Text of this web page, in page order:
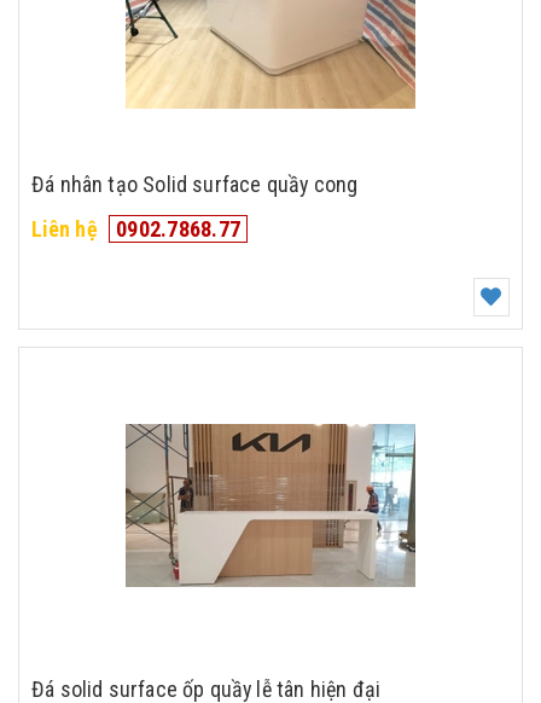
Đá nhân tạo Solid surface quầy cong
Liên hệ
0902.7868.77
Đá solid surface ốp quầy lễ tân hiện đại